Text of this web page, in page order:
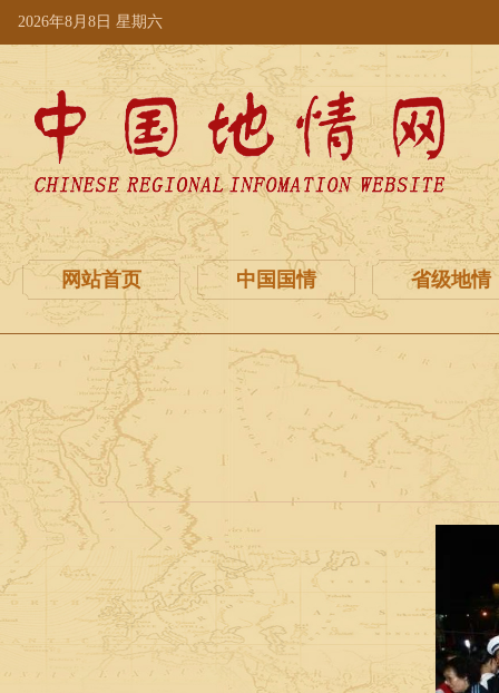
2026年8月8日 星期六
网站首页 中国国情 省级地情